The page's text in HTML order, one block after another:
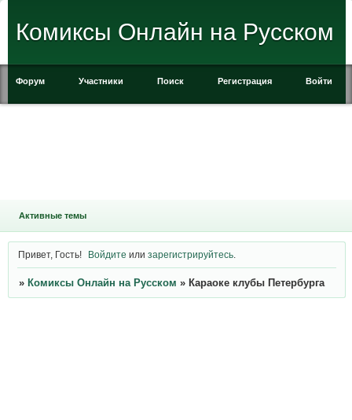
Комиксы Онлайн на Русском
Форум Участники Поиск Регистрация Войти
Активные темы
Привет, Гость! Войдите илизарегистрируйтесь
» Комиксы Онлайн на Русском » Караоке клубы Петербурга